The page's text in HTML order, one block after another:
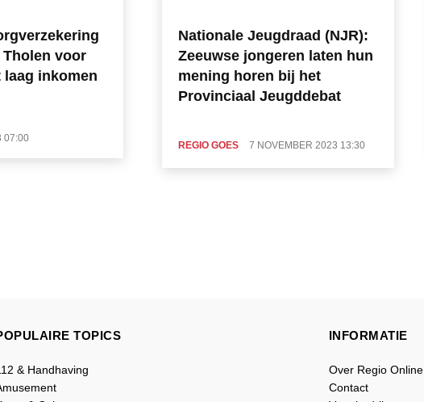
Tholen voor
inkomen
07:00
Nationale Jeugdraad (NJR):
Zeeuwse jongeren laten hun
mening horen bij het
Provinciaal Jeugddebat
REGIO GOES 7 NOVEMBER 2023 13:30
TOPICS
& Handhaving
INFORMATIE
Over Regio Online
Contact